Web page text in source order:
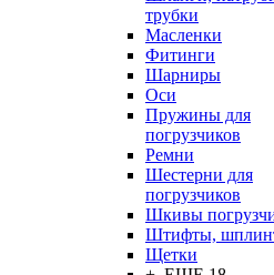
трубки
Масленки
Фитинги
Шарниры
Оси
Пружины для
погрузчиков
Ремни
Шестерни для
погрузчиков
Шкивы
Штифты,
Щетки